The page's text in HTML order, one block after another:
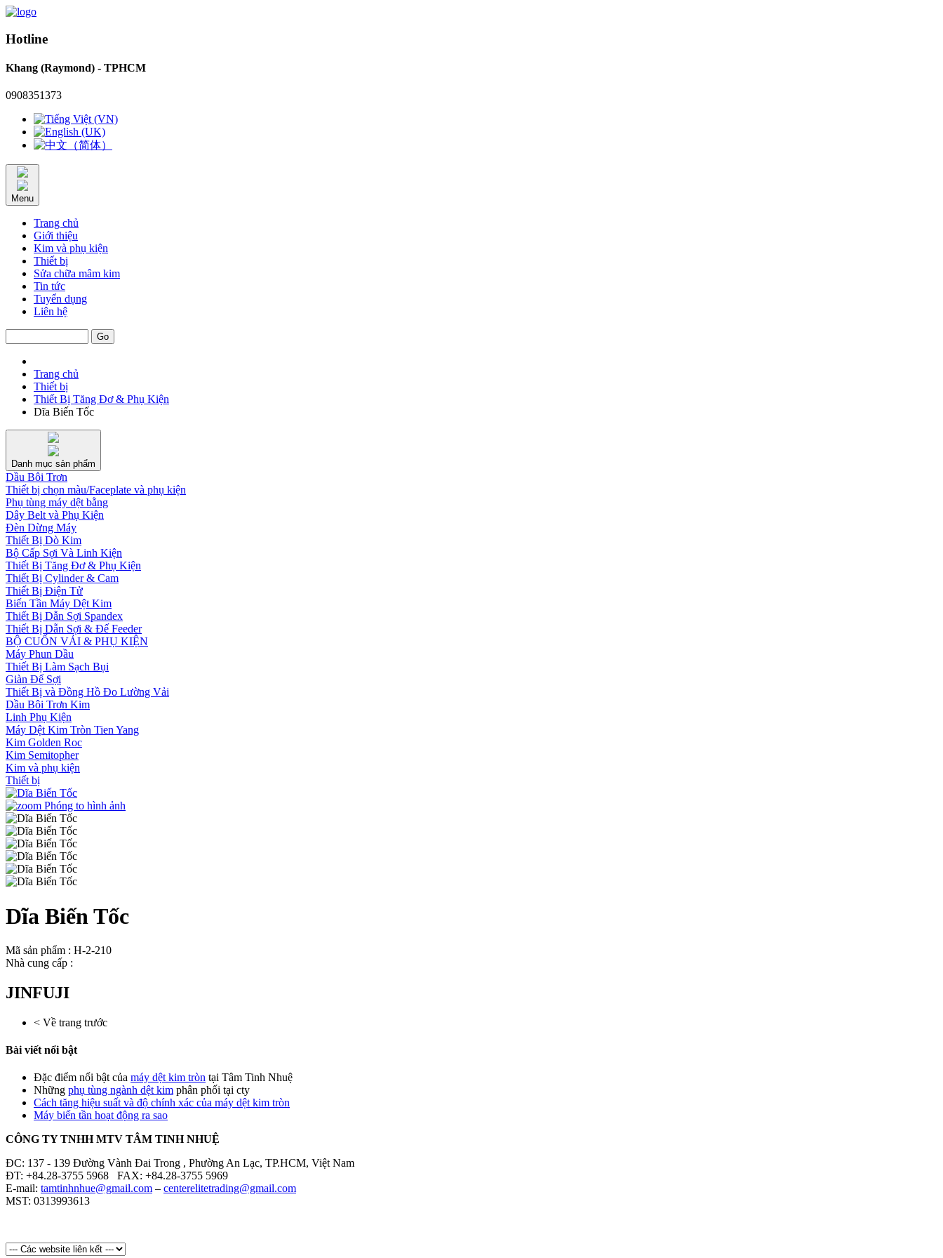
Hotline
Khang (Raymond) - TPHCM
0908351373
Menu
Trang chủ
Giới thiệu
Kim và phụ kiện
Thiết bị
Sửa chữa mâm kim
Tin tức
Tuyển dụng
Liên hệ
Trang chủ
Thiết bị
Thiết Bị Tăng Đơ & Phụ Kiện
Dĩa Biến Tốc
Danh mục sản phẩm
Dầu Bôi Trơn
Thiết bị chọn màu/Faceplate và phụ kiện
Phụ tùng máy dệt bằng
Dây Belt và Phụ Kiện
Đèn Dừng Máy
Thiết Bị Dò Kim
Bộ Cấp Sợi Và Linh Kiện
Thiết Bị Tăng Đơ & Phụ Kiện
Thiết Bị Cylinder & Cam
Thiết Bị Điện Tử
Biến Tần Máy Dệt Kim
Thiết Bị Dẫn Sợi Spandex
Thiết Bị Dẫn Sợi & Đế Feeder
BỘ CUỐN VẢI & PHỤ KIỆN
Máy Phun Dầu
Thiết Bị Làm Sạch Bụi
Giàn Để Sợi
Thiết Bị và Đồng Hồ Đo Lường Vải
Dầu Bôi Trơn Kim
Linh Phụ Kiện
Máy Dệt Kim Tròn Tien Yang
Kim Golden Roc
Kim Semitopher
Kim và phụ kiện
Thiết bị
Phóng to hình ảnh
Dĩa Biến Tốc
Mã sản phẩm : H-2-210
Nhà cung cấp :
JINFUJI
< Về trang trước
Bài viết nổi bật
Đặc điểm nổi bật của máy dệt kim tròn tại Tâm Tinh Nhuệ
Những phụ tùng ngành dệt kim phân phối tại cty
Cách tăng hiệu suất và độ chính xác của máy dệt kim tròn
Máy biến tần hoạt động ra sao
CÔNG TY TNHH MTV TÂM TINH NHUỆ
ĐC: 137 - 139 Đường Vành Đai Trong , Phường An Lạc, TP.HCM, Việt Nam
ĐT: +84.28-3755 5968 FAX: +84.28-3755 5969
E-mail: tamtinhnhue@gmail.com – centerelitetrading@gmail.com
MST: 0313993613